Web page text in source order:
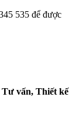
535 để được
Tư vấn, Thiết kế